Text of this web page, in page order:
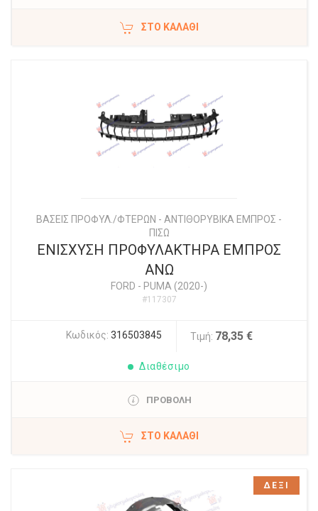
ΣΤΟ ΚΑΛΆΘΙ
ΒΑΣΕΙΣ ΠΡΟΦΥΛ./ΦΤΕΡΩΝ - ΑΝΤΙΘΟΡΥΒΙΚΑ ΕΜΠΡΟΣ -
ΠΙΣΩ
ΕΝΙΣΧΥΣΗ ΠΡΟΦΥΛΑΚΤΗΡΑ ΕΜΠΡΟΣ
ΑΝΩ
FORD - PUMA (2020-)
#117307
Κωδικός: 316503845 Τιμή: 78,35 €
Διαθέσιμο
ΠΡΟΒΟΛΗ
ΣΤΟ ΚΑΛΆΘΙ
ΔΕΞΙ